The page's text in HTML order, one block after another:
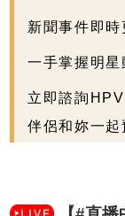
新聞事件即
立即諮詢
握現在不嫌晚
伴侶和妳一起